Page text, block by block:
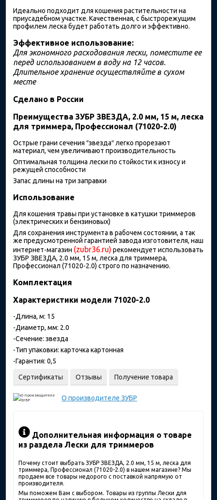
Идеально подходит для кошения растительности на
приусадебном участке. Качественная, с быстрорежущим
профилем леска будет работать долго и эффективно.
Эффективное использование:
Для экономного расходования лески, поместите ее
перед использованием в воду на 12 часов.
Длительное хранение осуществляйте в сухом
месте
Сделано в России
Преимущества ЗУБР ЗВЕЗДА, 2.0 мм, 15 м, леска
для триммера, Профессионал (71020-2.0)
Острые грани сечения ″звезда″ легко прорезают
материал, чем увеличивают производительность
Оптимальная толщина лески по стойкости к износу и
режущей способности
Запас длины на три заправки
Использование
Для кошения травы при установке в катушки триммеров
(электрических и бензиновых)
Для сохранения инструмента в рабочем состоянии, а так
же предусмотренной гарантией завода изготовителя, наш
интернет-магазин (zubr36.ru) рекомендует использовать
ЗУБР ЗВЕЗДА, 2.0 мм, 15 м, леска для триммера,
Профессионал (71020-2.0) строго по назначению.
Комплектация
Характеристики модели 71020-2.0
-Длина, м: 15
-Диаметр, мм: 2.0
-Сечение: звезда
-Тип упаковки: карточка картонная
-Гарантия: 0,5
Сертификаты Отзывы Получение товара
О производителе ЗУБР
Дополнительная информация о товаре
из раздела Лески для триммеров
Почему стоит выбрать ЗУБР ЗВЕЗДА, 2.0 мм, 15 м, леска для
триммера, Профессионал (71020-2.0) в нашем магазине? Мы
продаем все товары недорого с поставкой напрямую от
производителя.
Мы поможем Вам с выбором. Товары из группы Лески для